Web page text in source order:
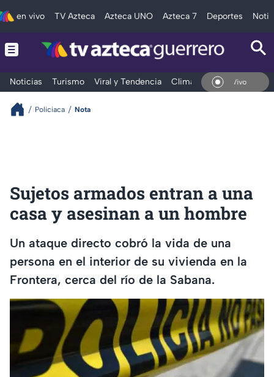
en vivo TV Azteca Azteca UNO Azteca 7 Deportes
Noticias Turismo Viral y Tendencia Clima Deportes
En Vivo
Policiaca Nota
Sujetos armados entran a una
casa y asesinan a un hombre
Un ataque directo cobró la vida de una
persona en el interior de su vivienda en la
Frontera, cerca del río de la Sabana.